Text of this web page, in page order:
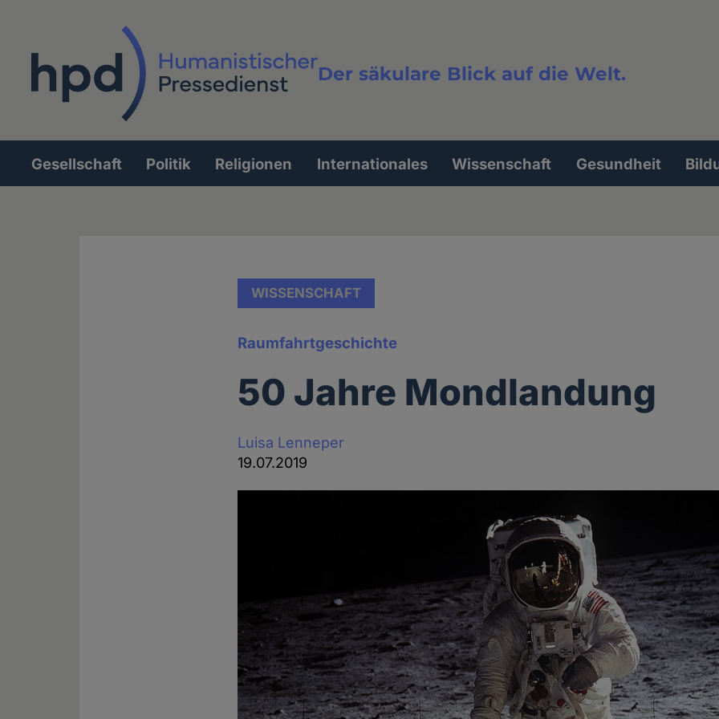
Der säkulare Blick auf die Welt.
Volltextsuche
Hauptnavigation
Gesellschaft Politik Religionen Internationales Wissenschaft Gesundheit
WISSENSCHAFT
Raumfahrtgeschichte
50 Jahre Mondlandung
Luisa Lenneper
19.07.2019